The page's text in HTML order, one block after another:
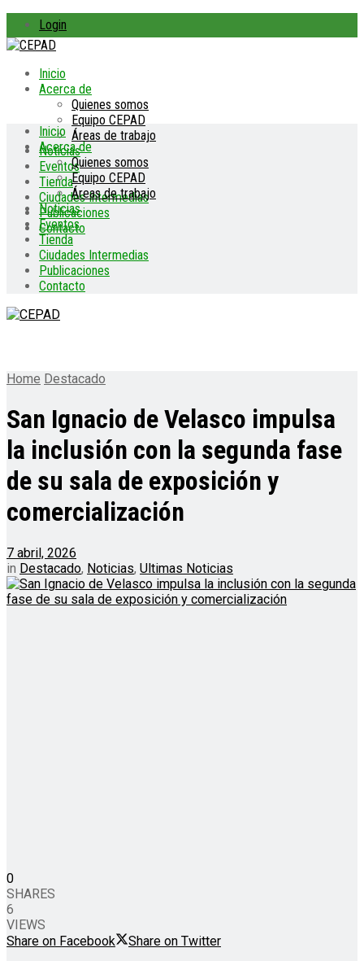
Login
Inicio
Acerca de
Quienes somos
Equipo CEPAD
Áreas de trabajo
Noticias
Eventos
Tienda
Ciudades Intermedias
Publicaciones
Contacto
Inicio
Acerca de
Quienes somos
Equipo CEPAD
Áreas de trabajo
Noticias
Eventos
Tienda
Ciudades Intermedias
Publicaciones
Contacto
Home Destacado
San Ignacio de Velasco impulsa
la inclusión con la segunda fase
de su sala de exposición y
comercialización
7 abril, 2026
in Destacado, Noticias, Ultimas Noticias
0
SHARES
6
VIEWS
Share on Facebook
Share on Twitter